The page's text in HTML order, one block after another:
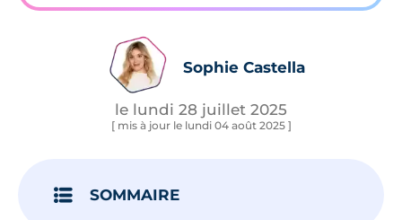
Sophie Castella
le lundi 28 juillet 2025
[ mis à jour le lundi 04 août 2025 ]
SOMMAIRE